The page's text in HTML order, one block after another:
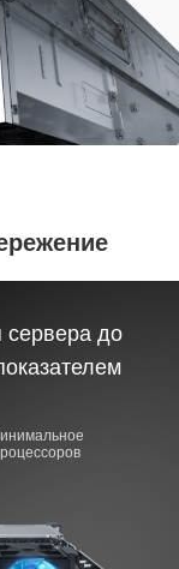
сервера до